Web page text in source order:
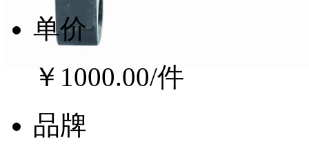
单价
￥1000.00/件
品牌